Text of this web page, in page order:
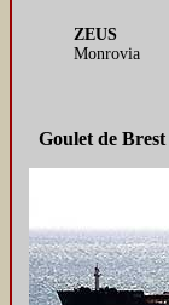
ZEUS
Monrovia
Goulet de Brest